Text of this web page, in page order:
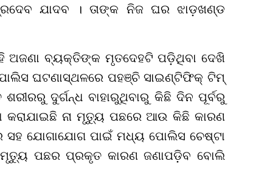
ଯାଦବ । ତାଙ୍କ ନିଜ ଘର ଝାଡ଼ଖଣ୍ଡ
ବ୍ୟକ୍ତିଙ୍କ ମୃତଦେହଟି ପଡ଼ିଥିବା ଦେଖି
ଘଟଣାସ୍ଥଳରେ ପହଞ୍ଚି ସାଇଣ୍ଟିଫିକ୍ ଟିମ୍
ଦୁର୍ଗନ୍ଧ ବାହାରୁଥିବାରୁ କିଛି ଦିନ ପୂର୍ବରୁ
କରାଯାଇଛି ନା ମୃତ୍ୟୁ ପଛରେ ଆଉ କିଛି କାରଣ
ସହ ଯୋଗାଯୋଗ ପାଇଁ ମଧ୍ୟ ପୋଲିସ ଚେଷ୍ଟା
ମୃତ୍ୟୁ ପଛର ପ୍ରକୃତ କାରଣ ଜଣାପଡ଼ିବ ବୋଲି